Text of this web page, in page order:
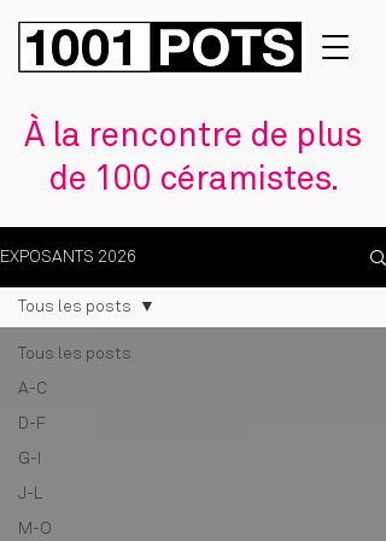
À la rencontre de plus
de 100 céramistes.
EXPOSANTS 2026
Tous les posts
A-C
D-F
G-I
J-L
M-O
Tous les posts